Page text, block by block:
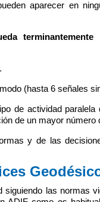
aparecer en
terminantemente
(hasta 6 señales
de actividad paralela
de un mayor número
y de las
las normas